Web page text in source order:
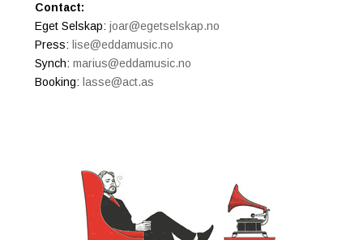
Contact:
Eget Selskap: joar@egetselskap.no
Press: lise@eddamusic.no
Synch: marius@eddamusic.no
Booking: lasse@act.as